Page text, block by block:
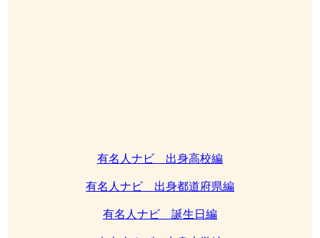
有名人ナビ 出身高校編
有名人ナビ 出身都道府県編
有名人ナビ 誕生日編